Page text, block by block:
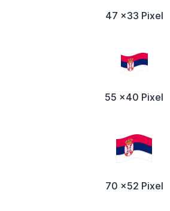
47 x33 Pixel
55 x40 Pixel
70 x52 Pixel